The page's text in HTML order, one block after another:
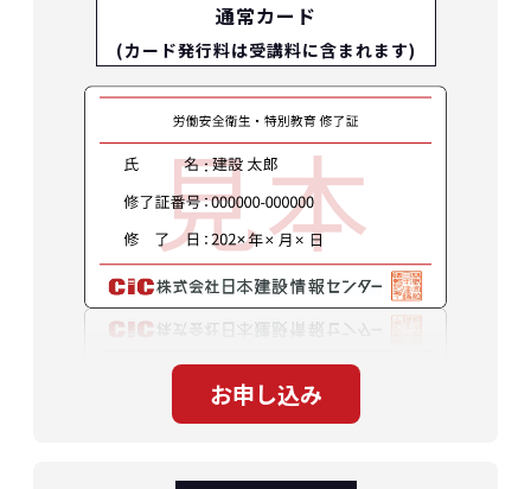
通常カード
(カード発行料は受講料に含まれます)